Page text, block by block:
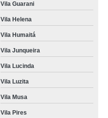
Vila Guarani
Vila Helena
Vila Humaitá
Vila Junqueira
Vila Lucinda
Vila Luzita
Vila Musa
Vila Pires